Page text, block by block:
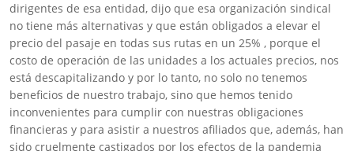
dirigentes de esa entidad, dijo que esa organización sindical
no tiene más alternativas y que están obligados a elevar el
precio del pasaje en todas sus rutas en un 25% , porque el
costo de operación de las unidades a los actuales precios, nos
está descapitalizando y por lo tanto, no solo no tenemos
beneficios de nuestro trabajo, sino que hemos tenido
inconvenientes para cumplir con nuestras obligaciones
financieras y para asistir a nuestros afiliados que, además, han
sido cruelmente castigados por los efectos de la pandemia